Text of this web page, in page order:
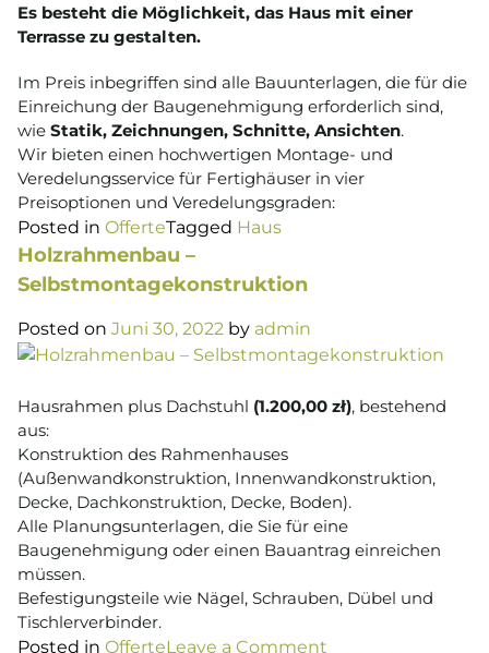
Es besteht die Möglichkeit, das Haus mit einer
Terrasse zu gestalten.
Im Preis inbegriffen sind alle Bauunterlagen, die für die
Einreichung der Baugenehmigung erforderlich sind,
wie Statik, Zeichnungen, Schnitte, Ansichten.
Wir bieten einen hochwertigen Montage- und
Veredelungsservice für Fertighäuser in vier
Preisoptionen und Veredelungsgraden:
Posted in OfferteTagged Haus
Holzrahmenbau –
Selbstmontagekonstruktion
Posted on Juni 30, 2022 by admin
Hausrahmen plus Dachstuhl (1.200,00 zł), bestehend
aus:
Konstruktion des Rahmenhauses
(Außenwandkonstruktion, Innenwandkonstruktion,
Decke, Dachkonstruktion, Decke, Boden).
Alle Planungsunterlagen, die Sie für eine
Baugenehmigung oder einen Bauantrag einreichen
müssen.
Befestigungsteile wie Nägel, Schrauben, Dübel und
Tischlerverbinder.
Posted in OfferteLeave a Comment